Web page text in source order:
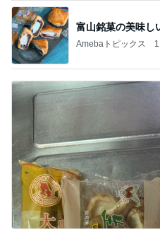
富山銘菓の美味し
Amebaトピックス